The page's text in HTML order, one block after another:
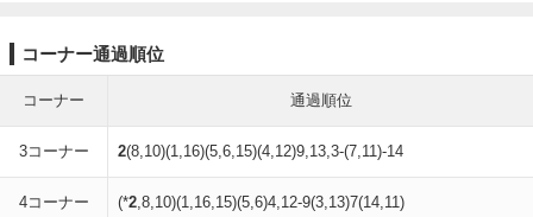
コーナー通過順位
コーナー 通過順位
3コーナー 2(8,10)(1,16)(5,6,15)(4,12)9,13,3-(7,11)-14
4コーナー (*2,8,10)(1,16,15)(5,6)4,12-9(3,13)7(14,11)